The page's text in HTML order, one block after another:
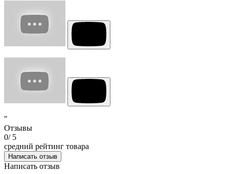
"
Отзывы
0/ 5
средний рейтинг товара
Написать отзыв
Написать отзыв